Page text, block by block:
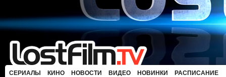
СЕРИАЛЫ КИНО НОВОСТИ ВИДЕО НОВИНКИ РАСПИСАНИЕ